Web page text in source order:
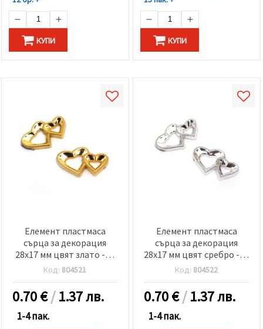
КУПИ КУПИ
Елемент пластмаса
сърца за декорация
28x17 мм цвят злато -10
броя
Код: 804521
0.70€/1.37 лв.
1-4 пак.
Елемент пластмаса
сърца за декорация
28x17 мм цвят сребро -10
броя
Код: 804522
0.70€/1.37 лв.
1-4 пак.